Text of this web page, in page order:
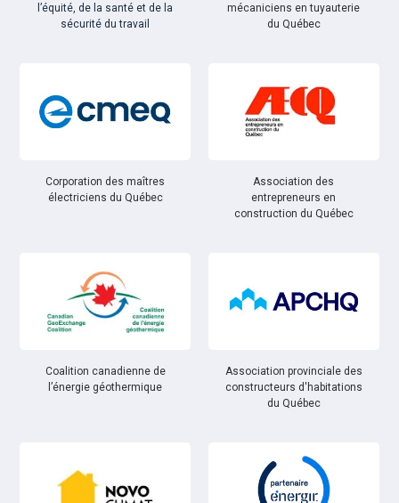
l’équité, de la santé et de la
sécurité du travail
mécaniciens en tuyauterie
du Québec
Corporation des maîtres
électriciens du Québec
Association des
entrepreneurs en
construction du Québec
Coalition canadienne de
l’énergie géothermique
Association provinciale des
constructeurs d'habitations
du Québec